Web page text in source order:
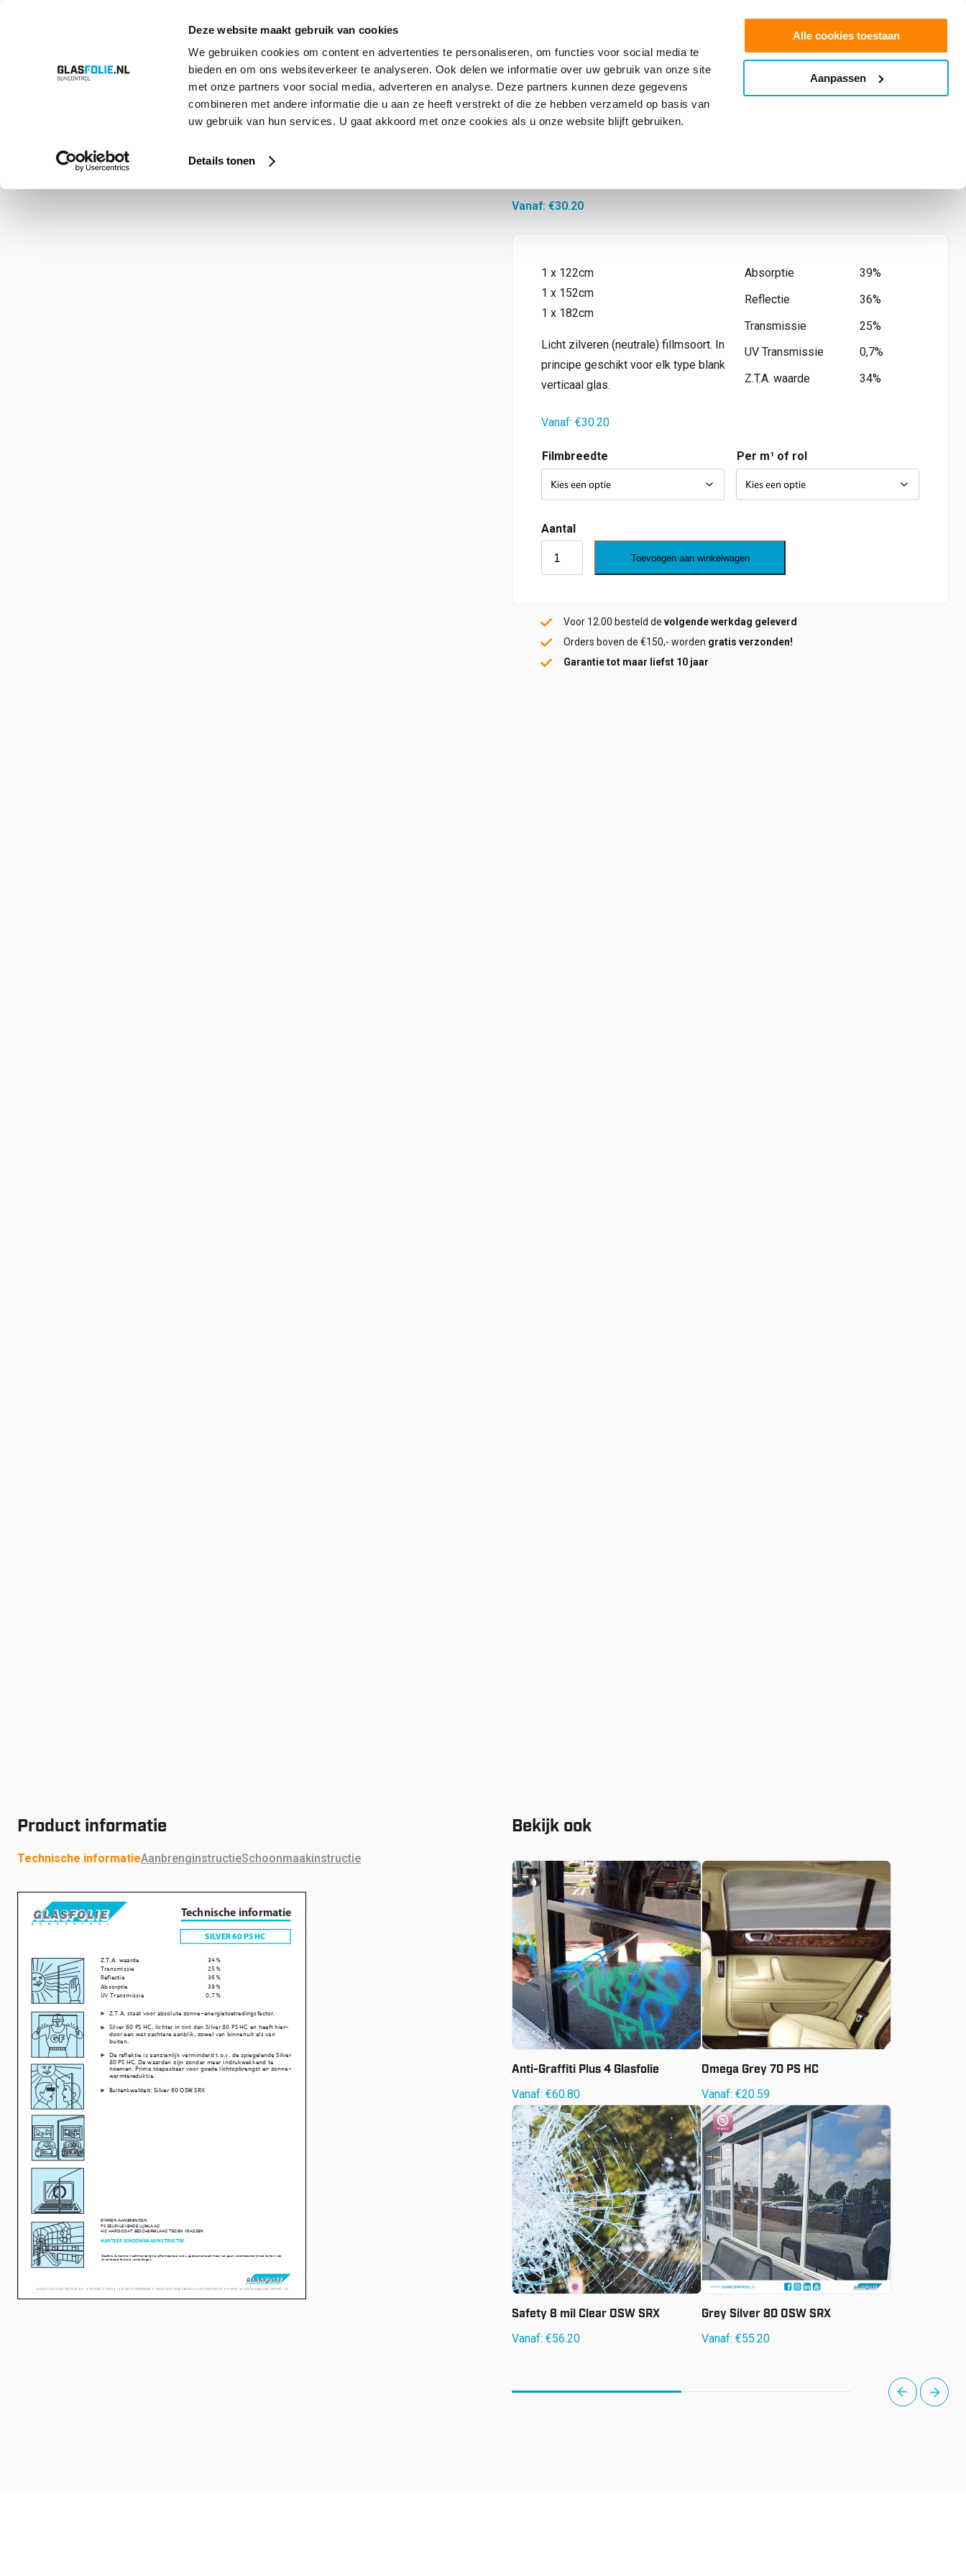
Deze website maakt gebruik van cookies
We gebruiken cookies om content en advertenties te personaliseren, om functies voor social media te
bieden en om ons websiteverkeer te analyseren. Ook delen we informatie over uw gebruik van onze site
met onze partners voor social media, adverteren en analyse. Deze partners kunnen deze gegevens
combineren met andere informatie die u aan ze heeft verstrekt of die ze hebben verzameld op basis van
uw gebruik van hun services. U gaat akkoord met onze cookies als u onze website blijft gebruiken.
Details tonen
Alle cookies toestaan
Aanpassen
Offerte aanvragen
Overslaan
ProductenOplossingen ProjectenReferentiesOver ons ContactFAQ info@glasfolie.nl
Vanaf: €30.20
1 x 122cm
1 x 152cm
1 x 182cm
Licht zilveren (neutrale) fillmsoort. In
principe geschikt voor elk type blank
verticaal glas.
Absorptie
39%
Reflectie
36%
Transmissie
25%
UV Transmissie
0,7%
Z.T.A. waarde
34%
Vanaf: €30.20
Filmbreedte Per m¹ of rol
aantal
Toevoegen aan winkelwagen
Voor 12.00 besteld de volgende werkdag geleverd
Orders boven de €150,- worden gratis verzonden!
Garantie tot maar liefst 10 jaar
Product informatie
Technische informatieAanbrenginstructieSchoonmaakinstructie
Bekijk ook
Vanaf: 60.80
Anti-Graffiti Plus 4 Glasfolie
Vanaf: €60.80
Vanaf:€20.59
Omega Grey 70 PS HC
Vanaf: €20.59
Vanaf:€56.20
Safety 8 mil Clear OSW SRX
Vanaf: €56.20
Vanaf:€55.20
Grey Silver 80 OSW SRX
Vanaf: €55.20
prev
next